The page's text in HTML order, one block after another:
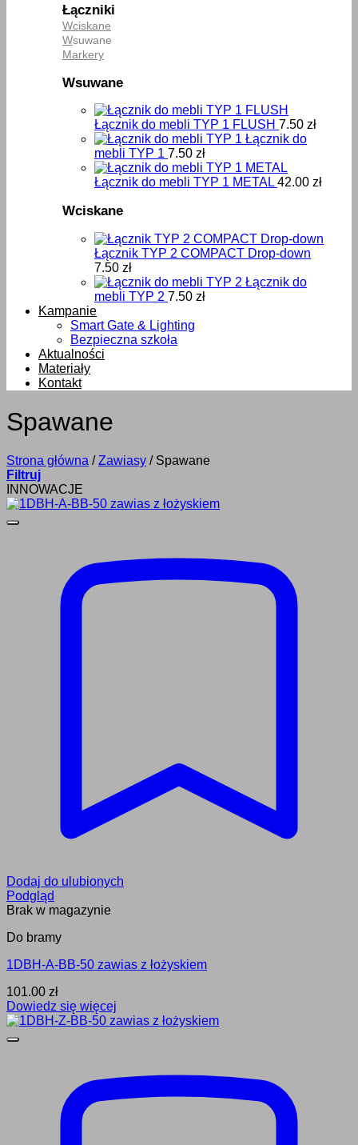
Łączniki
Wciskane
Wsuwane
Markery
Wsuwane
Łącznik do mebli TYP 1 FLUSH 7.50 zł
Łącznik do
mebli TYP 1 7.50 zł
Łącznik do mebli TYP 1 METAL 42.00 zł
Wciskane
Łącznik TYP 2 COMPACT Drop-down
7.50 zł
Łącznik do
mebli TYP 2 7.50 zł
Kampanie
Smart Gate & Lighting
Bezpieczna szkoła
Aktualności
Materiały
Kontakt
Spawane
Strona główna / Zawiasy / Spawane
Filtruj
INNOWACJE
Dodaj do ulubionych
Podgląd
Brak w magazynie
Do bramy
1DBH-A-BB-50 zawias z łożyskiem
101.00 zł
Dowiedz się więcej